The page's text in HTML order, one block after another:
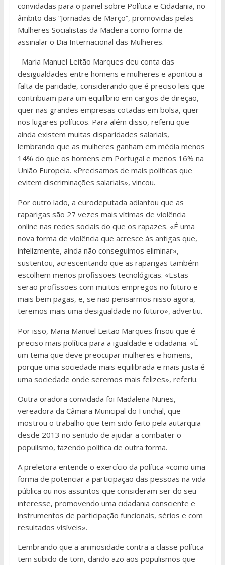
convidadas para o painel sobre Política e Cidadania, no
âmbito das “Jornadas de Março”, promovidas pelas
Mulheres Socialistas da Madeira como forma de
assinalar o Dia Internacional das Mulheres.
Maria Manuel Leitão Marques deu conta das
desigualdades entre homens e mulheres e apontou a
falta de paridade, considerando que é preciso leis que
contribuam para um equilíbrio em cargos de direção,
quer nas grandes empresas cotadas em bolsa, quer
nos lugares políticos. Para além disso, referiu que
ainda existem muitas disparidades salariais,
lembrando que as mulheres ganham em média menos
14% do que os homens em Portugal e menos 16% na
União Europeia. «Precisamos de mais políticas que
evitem discriminações salariais», vincou.
Por outro lado, a eurodeputada adiantou que as
raparigas são 27 vezes mais vítimas de violência
online nas redes sociais do que os rapazes. «É uma
nova forma de violência que acresce às antigas que,
infelizmente, ainda não conseguimos eliminar»,
sustentou, acrescentando que as raparigas também
escolhem menos profissões tecnológicas. «Estas
serão profissões com muitos empregos no futuro e
mais bem pagas, e, se não pensarmos nisso agora,
teremos mais uma desigualdade no futuro», advertiu.
Por isso, Maria Manuel Leitão Marques frisou que é
preciso mais política para a igualdade e cidadania. «É
um tema que deve preocupar mulheres e homens,
porque uma sociedade mais equilibrada e mais justa é
uma sociedade onde seremos mais felizes», referiu.
Outra oradora convidada foi Madalena Nunes,
vereadora da Câmara Municipal do Funchal, que
mostrou o trabalho que tem sido feito pela autarquia
desde 2013 no sentido de ajudar a combater o
populismo, fazendo política de outra forma.
A preletora entende o exercício da política «como uma
forma de potenciar a participação das pessoas na vida
pública ou nos assuntos que consideram ser do seu
interesse, promovendo uma cidadania consciente e
instrumentos de participação funcionais, sérios e com
resultados visíveis».
Lembrando que a animosidade contra a classe política
tem subido de tom, dando azo aos populismos que